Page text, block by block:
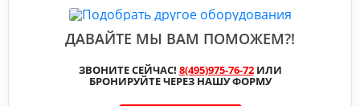
ДАВАЙТЕ МЫ ВАМ ПОМОЖЕМ?!
ЗВОНИТЕ СЕЙЧАС! 8(495)975-76-72ИЛИ
БРОНИРУЙТЕ ЧЕРЕЗ НАШУ ФОРМУ